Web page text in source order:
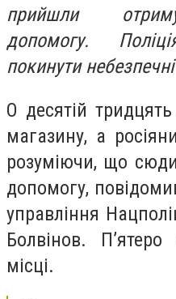
прийшли
допомогу.
покинути
О десятій
магазину, а
розуміючи, що
допомогу,
управління
Болвінов.
місці.